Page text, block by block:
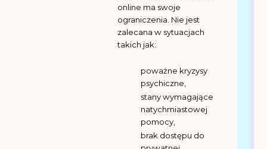
online ma swoje
ograniczenia. Nie jest
zalecana w sytuacjach
takich jak:
poważne kryzysy
psychiczne,
stany wymagające
natychmiastowej
pomocy,
brak dostępu do